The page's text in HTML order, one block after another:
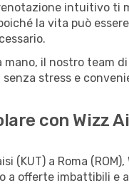
intuitivo ti
la vita può
mano, il nostro team
senza stress e
con Wizz
(KUT) a Roma
a offerte imbattibili